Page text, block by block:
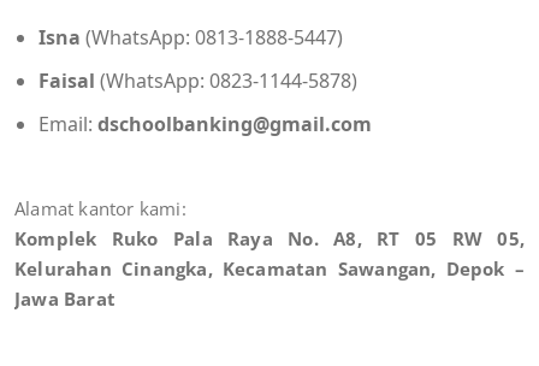
Isna (WhatsApp: 0813-1888-5447)
Faisal (WhatsApp: 0823-1144-5878)
Email: dschoolbanking@gmail.com
Alamat kantor kami:
Komplek Ruko Pala Raya No.A8, RT 05 RW 05,
Kelurahan Cinangka, Kecamatan Sawangan, Depok –
Jawa Barat